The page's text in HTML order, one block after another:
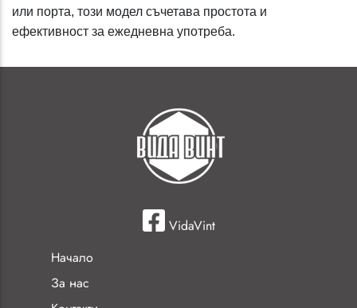
или порта, този модел съчетава простота и
ефективност за ежедневна употреба.
VidaVint
Начало
За нас